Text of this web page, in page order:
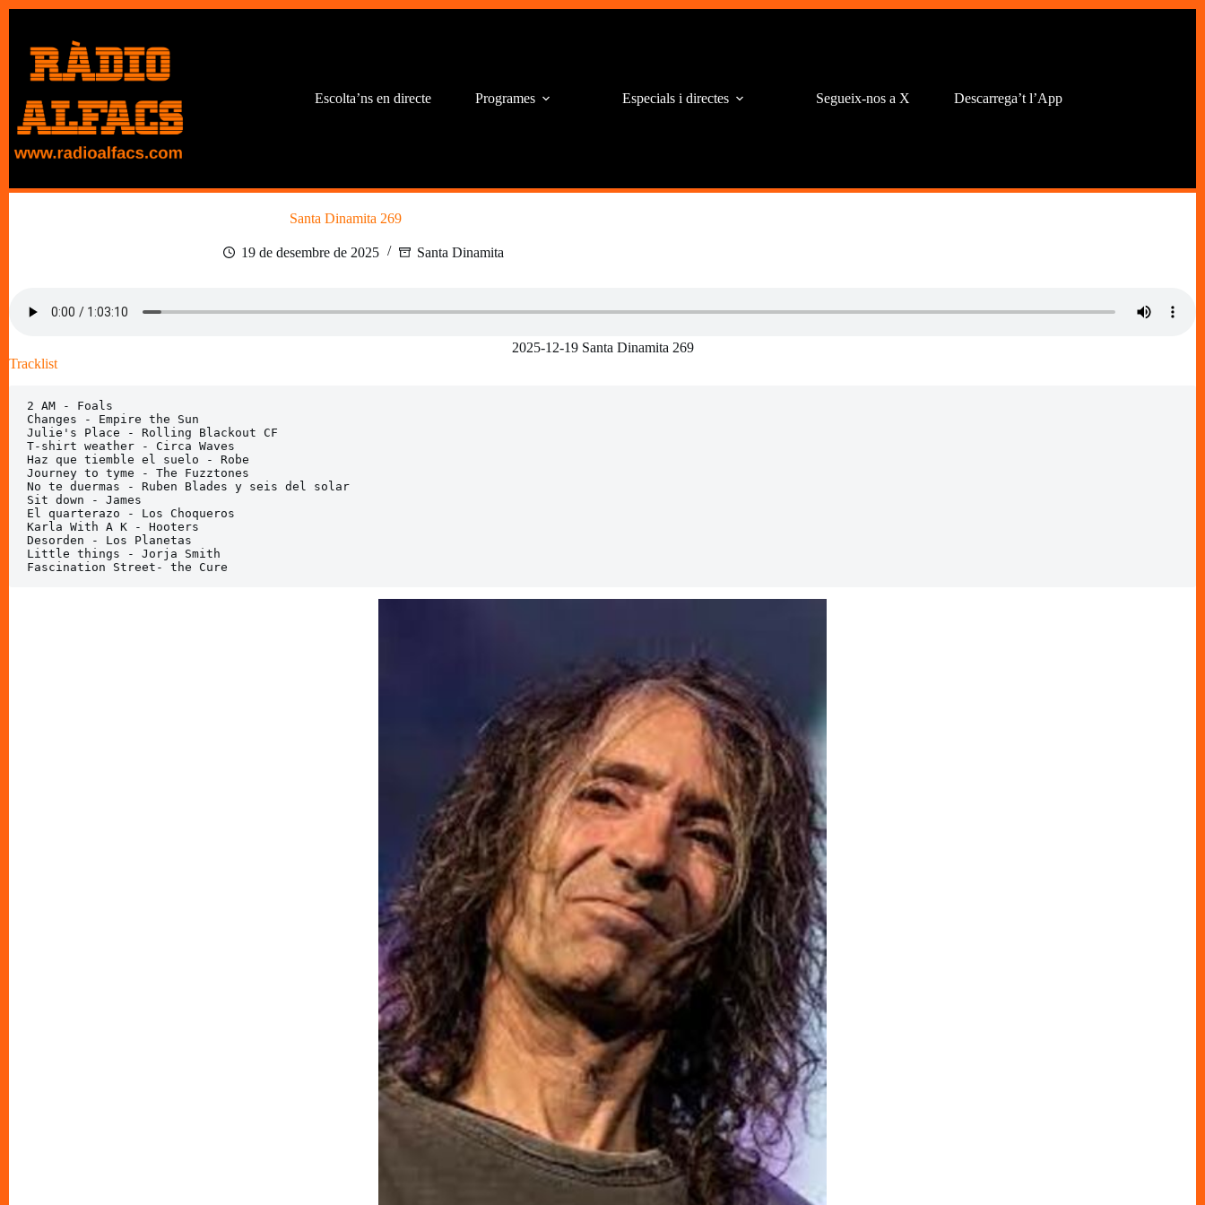
contingut
Escolta’ns en directe Programes Especials i directes Segueix-nos a X Descarrega’t l’App
Santa Dinamita 269
19 de desembre de 2025 Santa Dinamita
2025-12-19 Santa Dinamita 269
Tracklist
2 AM - Foals
Changes - Empire the Sun
Julie's Place - Rolling Blackout CF
T-shirt weather - Circa Waves
Haz que tiemble el suelo - Robe
Journey to tyme - The Fuzztones
No te duermas - Ruben Blades y seis del solar
Sit down - James
El quarterazo - Los Choqueros
Karla With A K - Hooters
Desorden - Los Planetas
Little things - Jorja Smith
Fascination Street- the Cure